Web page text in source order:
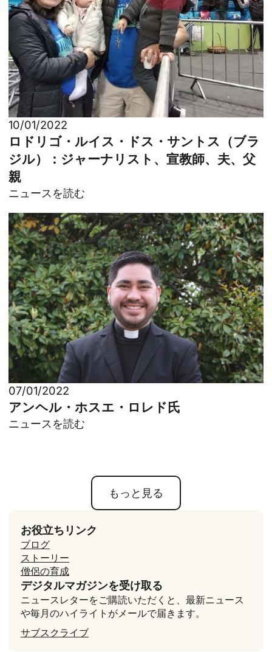
10/01/2022
ロドリゴ・ルイス・ドス・サントス（ブラ
ジル）：ジャーナリスト、宣教師、夫、父
親
ニュースを読む
07/01/2022
アンヘル・ホスエ・ロレド氏
ニュースを読む
もっと見る
お役立ちリンク
ブログ
ストーリー
僧侶の育成
デジタルマガジンを受け取る
ニュースレターをご購読いただくと、最新ニュース
や毎月のハイライトがメールで届きます。
サブスクライブ